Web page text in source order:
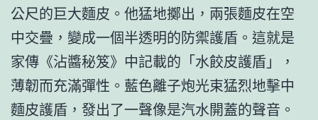
公尺的巨大麵皮。他猛地擲出，兩張麵皮在空
中交疊，變成一個半透明的防禦護盾。這就是
家傳《沾醬秘笈》中記載的「水餃皮護盾」，
薄韌而充滿彈性。藍色離子炮光束猛烈地擊中
麵皮護盾，發出了一聲像是汽水開蓋的聲音。